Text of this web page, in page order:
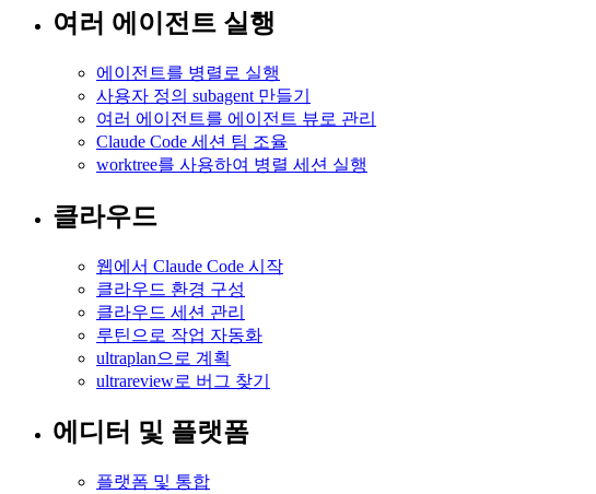
여러 에이전트 실행
에이전트를 병렬로 실행
사용자 정의 subagent 만들기
여러 에이전트를 에이전트 뷰로 관리
Claude Code 세션 팀 조율
worktree를 사용하여 병렬 세션 실행
클라우드
웹에서 Claude Code 시작
클라우드 환경 구성
클라우드 세션 관리
루틴으로 작업 자동화
ultraplan으로 계획
ultrareview로 버그 찾기
에디터 및 플랫폼
플랫폼 및 통합